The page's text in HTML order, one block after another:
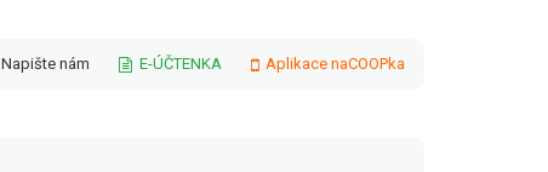
Napište nám E-ÚČTENKA Aplikace naCOOPka